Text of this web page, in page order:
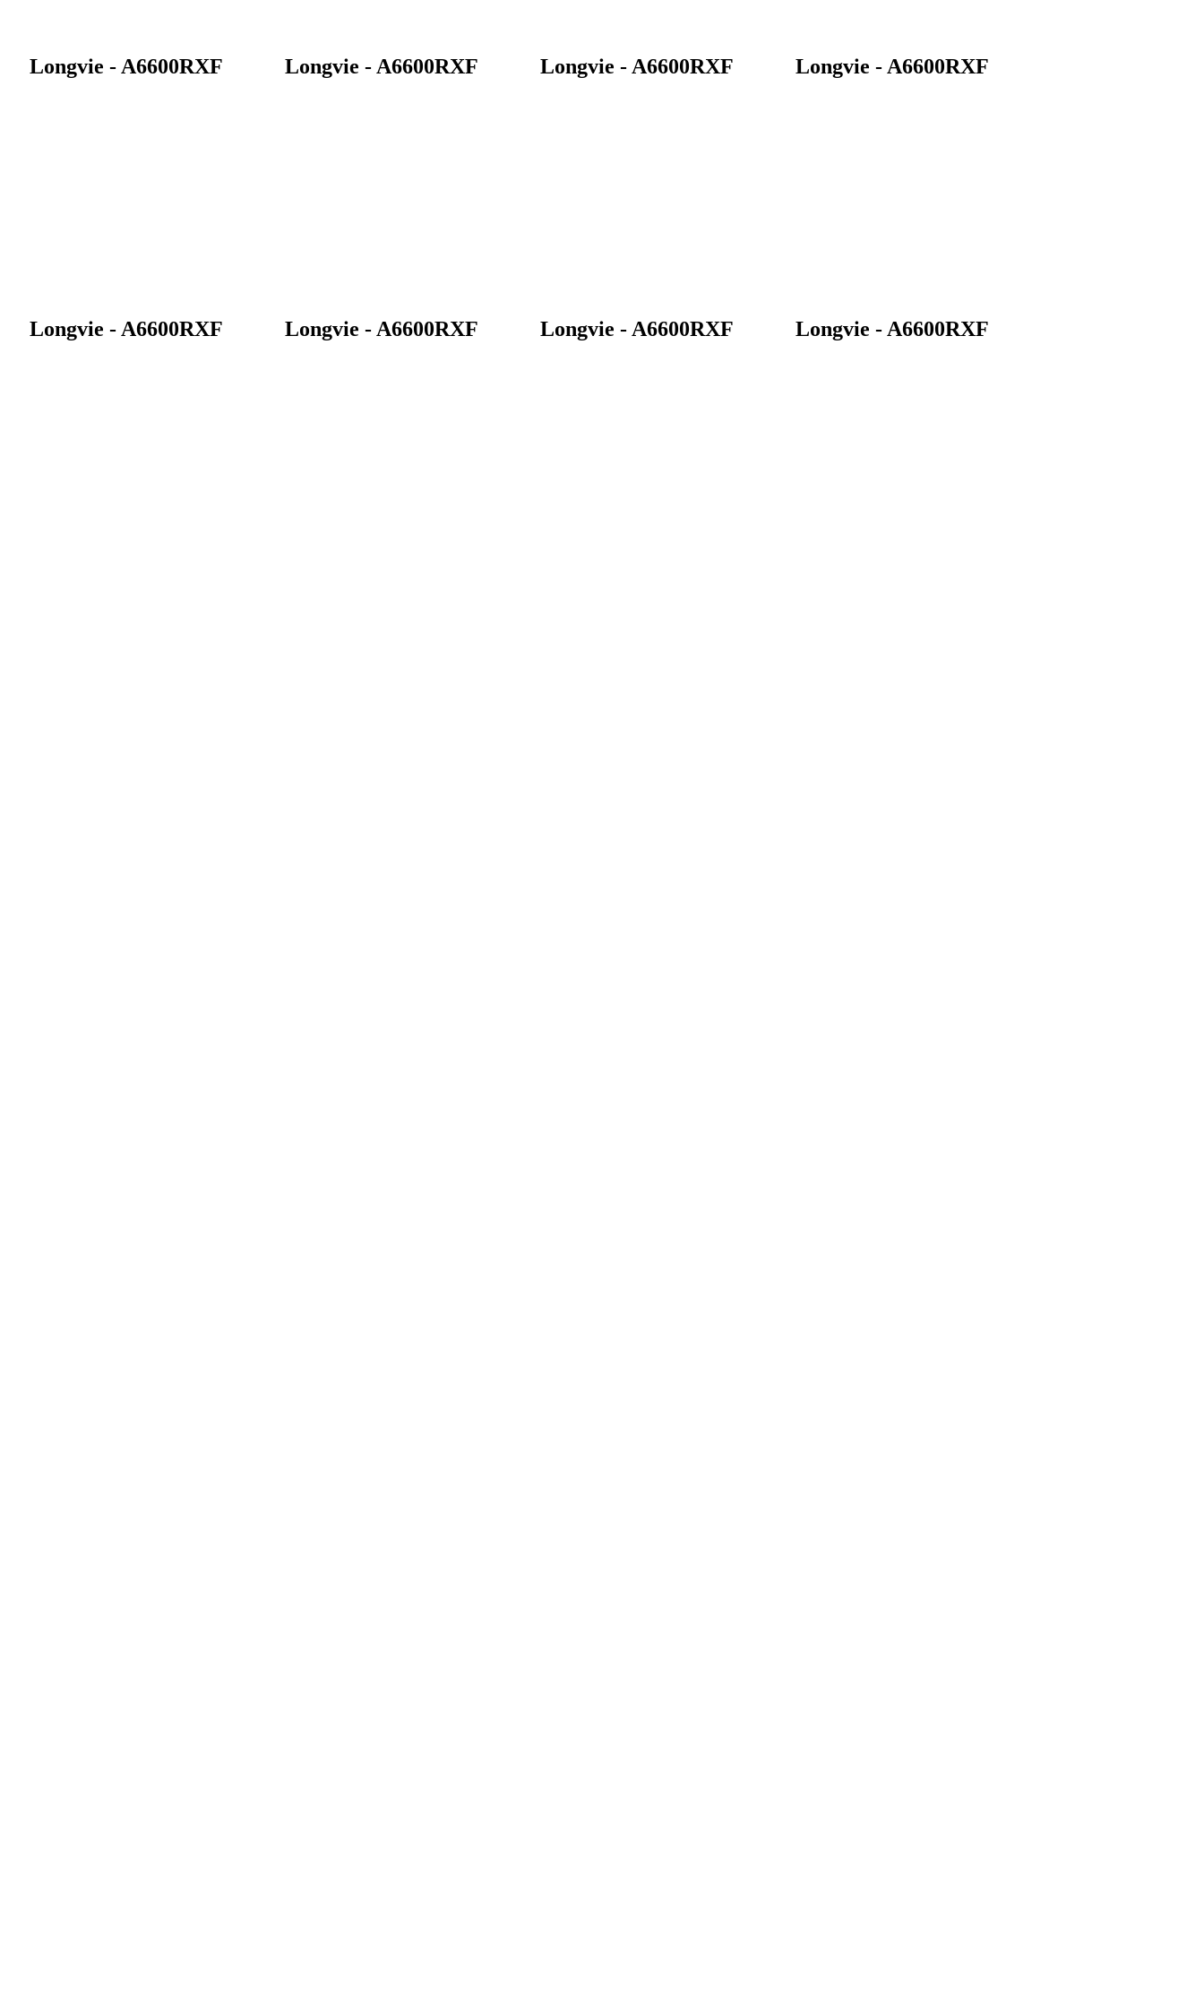
Longvie - A6600RXF Longvie - A6600RXF Longvie - A6600RXF Longvie - A6600RXF
Longvie - A6600RXF Longvie - A6600RXF Longvie - A6600RXF Longvie - A6600RXF